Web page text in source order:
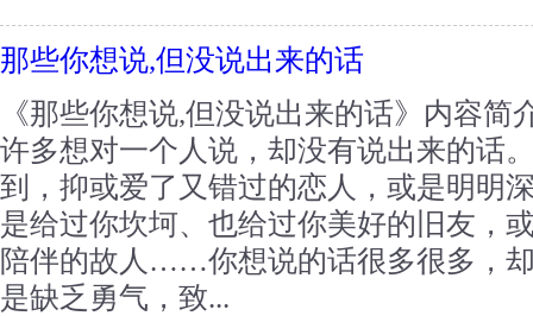
那些你想说,但没说出来的话
《那些你想说,但没说出来的话》内容
许多想对一个人说，却没有说出来的话
到，抑或爱了又错过的恋人，或是明明
是给过你坎坷、也给过你美好的旧友，
陪伴的故人……你想说的话很多很多，
是缺乏勇气，致...